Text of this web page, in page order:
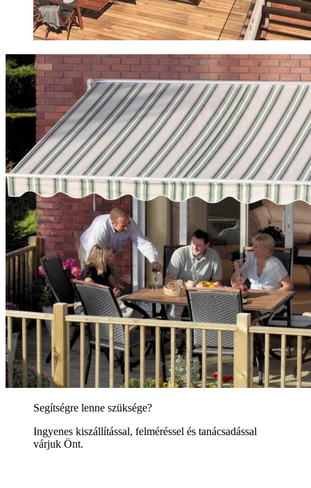
Segítségre lenne szüksége?
Ingyenes kiszállítással, felméréssel és tanácsadással
várjuk Önt.